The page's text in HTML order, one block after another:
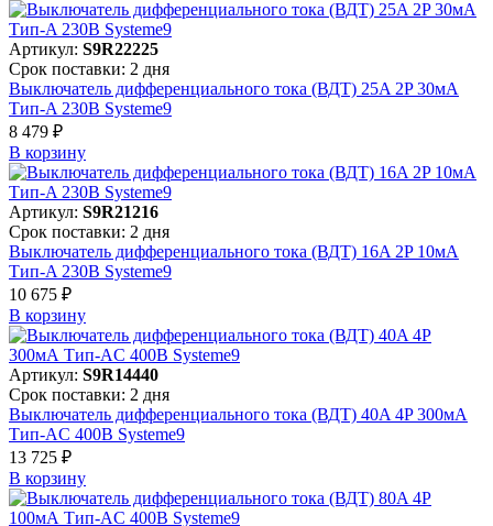
Артикул: S9R22225
Срок поставки: 2 дня
Выключатель дифференциального тока (ВДТ) 25A 2P 30мА
Тип-A 230В Systeme9
8 479 ₽
В корзинy
Артикул: S9R21216
Срок поставки: 2 дня
Выключатель дифференциального тока (ВДТ) 16A 2P 10мА
Тип-A 230В Systeme9
10 675 ₽
В корзинy
Артикул: S9R14440
Срок поставки: 2 дня
Выключатель дифференциального тока (ВДТ) 40A 4P 300мА
Тип-AC 400В Systeme9
13 725 ₽
В корзинy